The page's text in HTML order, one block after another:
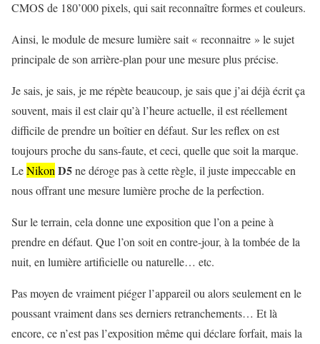
CMOS de 180’000 pixels, qui sait reconnaître formes et couleurs.
Ainsi, le module de mesure lumière sait « reconnaitre » le sujet
principale de son arrière-plan pour une mesure plus précise.
Je sais, je sais, je me répète beaucoup, je sais que j’ai déjà écrit ça
souvent, mais il est clair qu’à l’heure actuelle, il est réellement
difficile de prendre un boîtier en défaut. Sur les reflex on est
toujours proche du sans-faute, et ceci, quelle que soit la marque.
LeNikonD5ne déroge pas à cette règle, il juste impeccable en
nous offrant une mesure lumière proche de la perfection.
Sur le terrain, cela donne une exposition que l’on a peine à
prendre en défaut. Que l’on soit en contre-jour, à la tombée de la
nuit, en lumière artificielle ou naturelle… etc.
Pas moyen de vraiment piéger l’appareil ou alors seulement en le
poussant vraiment dans ses derniers retranchements… Et là
encore, ce n’est pas l’exposition même qui déclare forfait, mais la